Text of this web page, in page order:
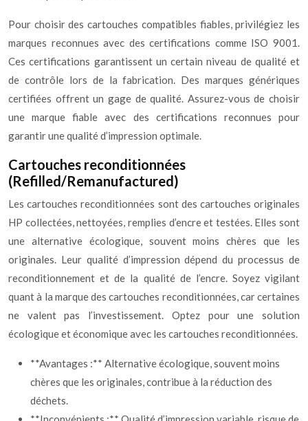
Pour choisir des cartouches compatibles fiables, privilégiez les
marques reconnues avec des certifications comme ISO 9001.
Ces certifications garantissent un certain niveau de qualité et
de contrôle lors de la fabrication. Des marques génériques
certifiées offrent un gage de qualité. Assurez-vous de choisir
une marque fiable avec des certifications reconnues pour
garantir une qualité d’impression optimale.
Cartouches reconditionnées
(Refilled/Remanufactured)
Les cartouches reconditionnées sont des cartouches originales
HP collectées, nettoyées, remplies d’encre et testées. Elles sont
une alternative écologique, souvent moins chères que les
originales. Leur qualité d’impression dépend du processus de
reconditionnement et de la qualité de l’encre. Soyez vigilant
quant à la marque des cartouches reconditionnées, car certaines
ne valent pas l’investissement. Optez pour une solution
écologique et économique avec les cartouches reconditionnées.
**Avantages :** Alternative écologique, souvent moins
chères que les originales, contribue à la réduction des
déchets.